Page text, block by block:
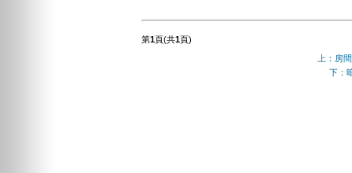
第1頁(共1頁)
上：房
下：